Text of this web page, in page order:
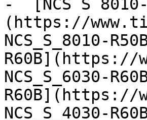
-  [NCS S 8010-
(https://
NCS_S_8010-
R60B](https://
NCS_S_6030-
R60B](https://
NCS_S_4030-